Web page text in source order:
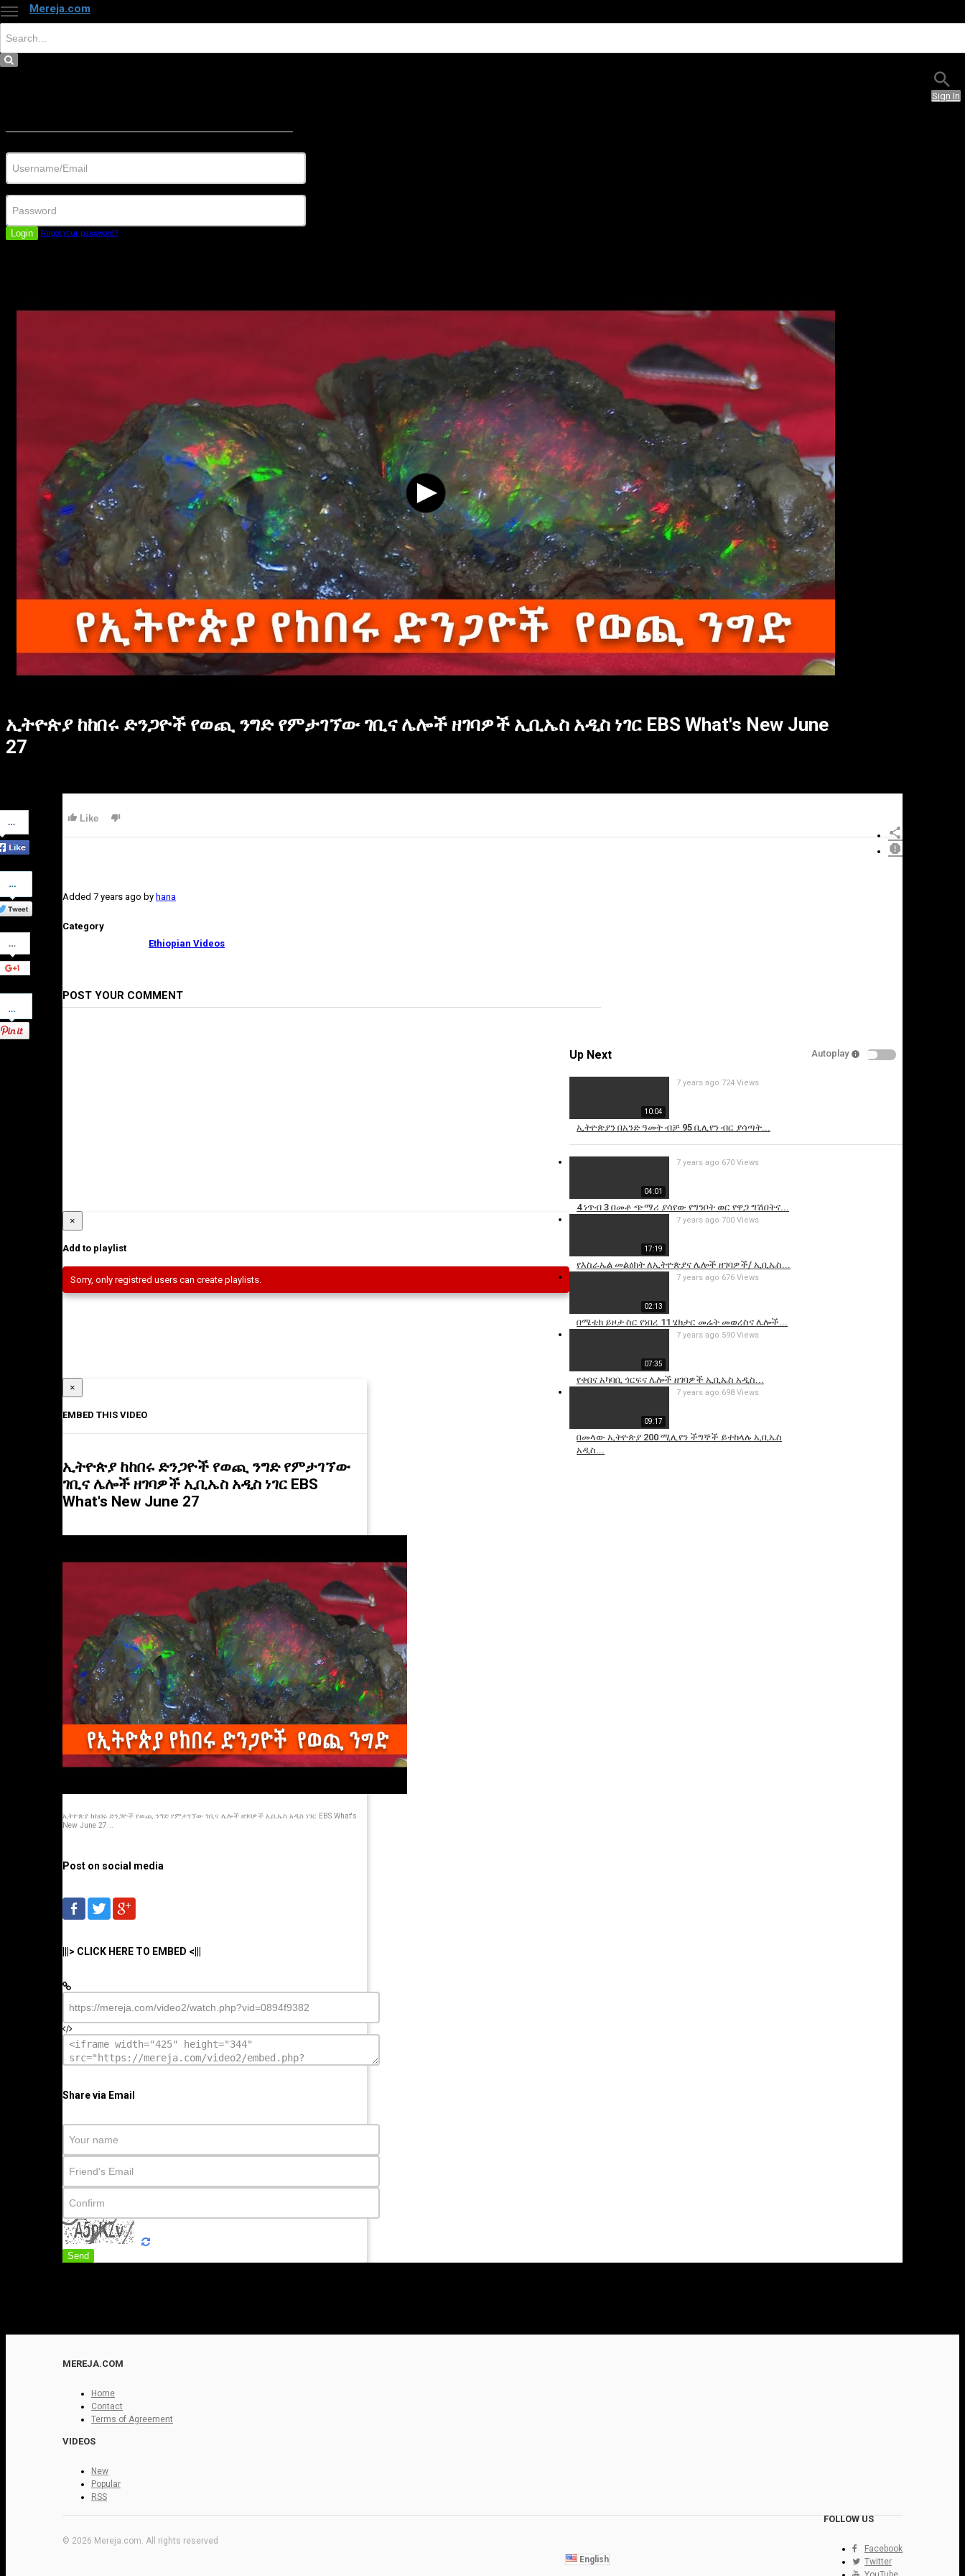
Mereja.com
Sign In
Login Forgot your password?
ኢትዮጵያ ከከበሩ ድንጋዮች የወጪ ንግድ የምታገኘው ገቢና ሌሎች ዘገባዎች ኢቢኤስ አዲስ ነገር EBS What's New June
27
on
Facebook
Share
on
Twitter
Share
on
Google+
Pinterest
Like
Added 7 years ago by hana
Category
Ethiopian Videos
POST YOUR COMMENT
Up Next Autoplay
10:04
ኢትዮጵያን በአንድ ዓመት ብቻ 95 ቢሊየን ብር ያሳጣት...
7 years ago 724 Views
04:01
4 ነጥብ 3 በመቶ ጭማሪ ያሳየው የግንቦት ወር የዋጋ ግሽበትና...
7 years ago 670 Views
17:19
የእስራኤል መልዕክት ለኢትዮጵያና ሌሎች ዘገባዎች/ ኢቢኤስ...
7 years ago 700 Views
02:13
በሜቴክ ይዞታ ስር የነበረ 11 ሄክታር መሬት መወረስና ሌሎች...
7 years ago 676 Views
07:35
የቀበና አካባቢ ጎርፍና ሌሎች ዘገባዎች ኢቢኤስ አዲስ...
7 years ago 590 Views
09:17
በመላው ኢትዮጵያ 200 ሚሊየን ችግኞች ይተከላሉ ኢቢኤስ
አዲስ...
7 years ago 698 Views
Cancel
Report this video
×
Add to playlist
Sorry, only registred users can create playlists.
×
EMBED THIS VIDEO
ኢትዮጵያ ከከበሩ ድንጋዮች የወጪ ንግድ የምታገኘው
ገቢና ሌሎች ዘገባዎች ኢቢኤስ አዲስ ነገር EBS
What's New June 27
ኢትዮጵያ ከከበሩ ድንጋዮች የወጪ ንግድ የምታገኘው ገቢና ሌሎች ዘገባዎች ኢቢኤስ አዲስ ነገር EBS What's
New June 27...
Post on social media
|||> CLICK HERE TO EMBED <|||
Share via Email
Send
MEREJA.COM
Home
Contact
Terms of Agreement
VIDEOS
New
Popular
RSS
FOLLOW US
Facebook
Twitter
© 2026 Mereja.com. All rights reserved
English